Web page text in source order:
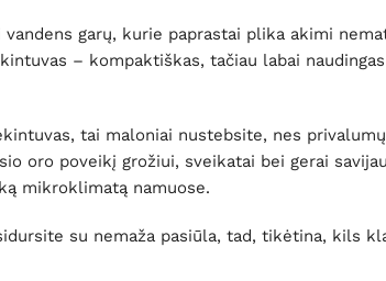
garų, kurie paprastai plika akimi
– kompaktiškas, tačiau labai
tai maloniai nustebsite, nes
oro poveikį grožiui, sveikatai bei gerai
mikroklimatą namuose.
su nemaža pasiūla, tad, tikėtina, kils